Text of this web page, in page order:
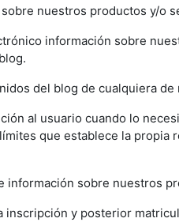
nuestros productos y/o
información sobre
del blog de cualquiera de
al usuario cuando lo
que establece la propia
sobre nuestros
y posterior